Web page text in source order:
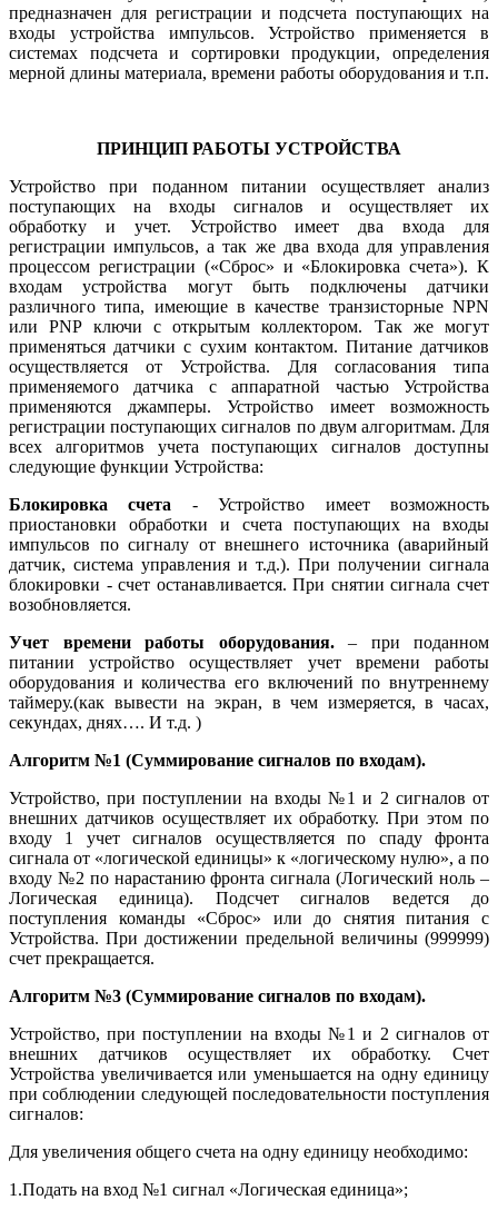
предназначен для регистрации и подсчета поступающих на
входы устройства импульсов. Устройство применяется в
системах подсчета и сортировки продукции, определения
мерной длины материала, времени работы оборудования и т.п.
ПРИНЦИП РАБОТЫ УСТРОЙСТВА
Устройство при поданном питании осуществляет анализ
поступающих на входы сигналов и осуществляет их
обработку и учет. Устройство имеет два входа для
регистрации импульсов, а так же два входа для управления
процессом регистрации («Сброс» и «Блокировка счета»). К
входам устройства могут быть подключены датчики
различного типа, имеющие в качестве транзисторные NPN
или PNP ключи с открытым коллектором. Так же могут
применяться датчики с сухим контактом. Питание датчиков
осуществляется от Устройства. Для согласования типа
применяемого датчика с аппаратной частью Устройства
применяются джамперы. Устройство имеет возможность
регистрации поступающих сигналов по двум алгоритмам. Для
всех алгоритмов учета поступающих сигналов доступны
следующие функции Устройства:
Блокировка счета - Устройство имеет возможность
приостановки обработки и счета поступающих на входы
импульсов по сигналу от внешнего источника (аварийный
датчик, система управления и т.д.). При получении сигнала
блокировки - счет останавливается.При снятии сигнала счет
возобновляется.
Учет времени работы оборудования. – при поданном
питании устройство осуществляет учет времени работы
оборудования и количества его включений по внутреннему
таймеру.(как вывести на экран, в чем измеряется, в часах,
секундах, днях…. И т.д. )
Алгоритм №1 (Суммирование сигналов по входам).
Устройство, при поступлении на входы №1 и 2 сигналов от
внешних датчиков осуществляет их обработку. При этом по
входу 1 учет сигналов осуществляется по спаду фронта
сигнала от «логической единицы» к «логическому нулю», а по
входу №2 по нарастанию фронта сигнала (Логический ноль –
Логическая единица). Подсчет сигналов ведется до
поступления команды «Сброс» или до снятия питания с
Устройства. При достижении предельной величины (999999)
счет прекращается.
Алгоритм №3 (Суммирование сигналов по входам).
Устройство, при поступлении на входы №1 и 2 сигналов от
внешних датчиков осуществляет их обработку. Счет
Устройства увеличивается или уменьшается на одну единицу
при соблюдении следующей последовательности поступления
сигналов:
Для увеличения общего счета на одну единицу необходимо:
1.Подать на вход №1 сигнал «Логическая единица»;